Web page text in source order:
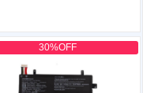
30%OFF